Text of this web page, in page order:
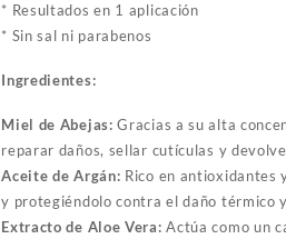
* Resultados en 1 aplicación
* Sin sal ni parabenos
Ingredientes:
Miel de Abejas: Gracias a su alta
reparar daños, sellar cutículas y
Aceite de Argán: Rico en antioxidantes
y protegiéndolo contra el daño térmico
Extracto de Aloe Vera: Actúa como un